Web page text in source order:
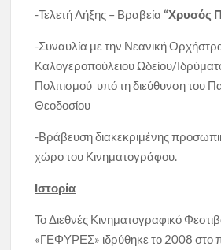
-Τελετή Λήξης – Βραβεία“Χρυσός
-Συναυλία με την Νεανική
Καλογεροπούλειου Ωδείου/
Πολιτισμού υπό τη διεύθυνση του
Θεοδοσίου
-Bράβευση διακεκριμένης
χώρο του Κινηματογράφου.
Ιστορία
Το Διεθνές Κινηματογραφικό
«ΓΕΦΥΡΕΣ» ιδρύθηκε το 2008 στο